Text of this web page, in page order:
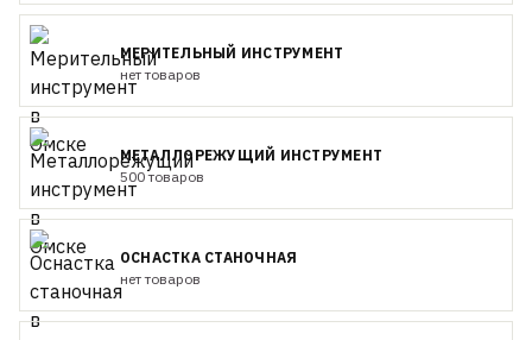
МЕРИТЕЛЬНЫЙ ИНСТРУМЕНТ
нет товаров
МЕТАЛЛОРЕЖУЩИЙ ИНСТРУМЕНТ
500 товаров
ОСНАСТКА СТАНОЧНАЯ
нет товаров